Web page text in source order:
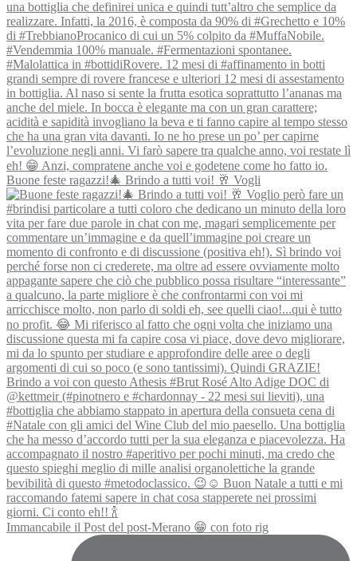
Buone feste ragazzi!🎄 Brindo a tutti voi! 🥂 Vogli
Immancabile il Post del post-Merano 😁 con foto rig